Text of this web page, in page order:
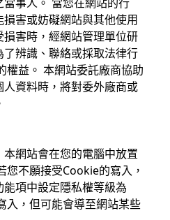
事人。 當您在網站的行
害或妨礙網站與其他使用
害時，經網站管理單位研
辨識、聯絡或採取法律行
權益。 本網站委託廠商協助
資料時，將對委外廠商或
網站會在您的電腦中放置
不願接受Cookie的寫入，
項中設定隱私權等級為
入，但可能會導至網站某些